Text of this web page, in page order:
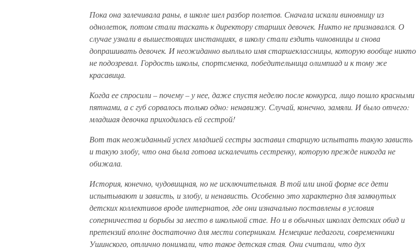
Пока она залечивала раны, в школе шел разбор полетов. Сначала искали виновницу из
однолеток, потом стали таскать к директору старших девочек. Никто не признавался. О
случае узнали в вышестоящих инстанциях, в школу стали ездить чиновницы и снова
допрашивать девочек. И неожиданно выплыло имя старшеклассницы, которую вообще никто
не подозревал. Гордость школы, спортсменка, победительница олимпиад и к тому же
красавица.
Когда ее спросили – почему – у нее, даже спустя неделю после конкурса, лицо пошло красными
пятнами, а с губ сорвалось только одно: ненавижу. Случай, конечно, замяли. И было отчего:
младшая девочка приходилась ей сестрой!
Вот так неожиданный успех младшей сестры заставил старшую испытать такую зависть
и такую злобу, что она была готова искалечить сестренку, которую прежде никогда не
обижала.
История, конечно, чудовищная, но не исключительная. В той или иной форме все дети
испытывают и зависть, и злобу, и ненависть. Особенно это характерно для замкнутых
детских коллективов вроде интернатов, где они изначально поставлены в условия
соперничества и борьбы за место в школьной стае. Но и в обычных школах детских обид и
претензий вполне достаточно для мести соперникам. Немецкие педагоги, современники
Ушинского, отлично понимали, что такое детская стая. Они считали, что дух